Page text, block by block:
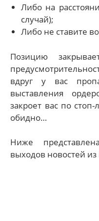
Либо на
случай);
Либо не ставите
Позицию
вдруг у вас
выставления
закроет вас по
обидно…
Ниже
выходов новостей